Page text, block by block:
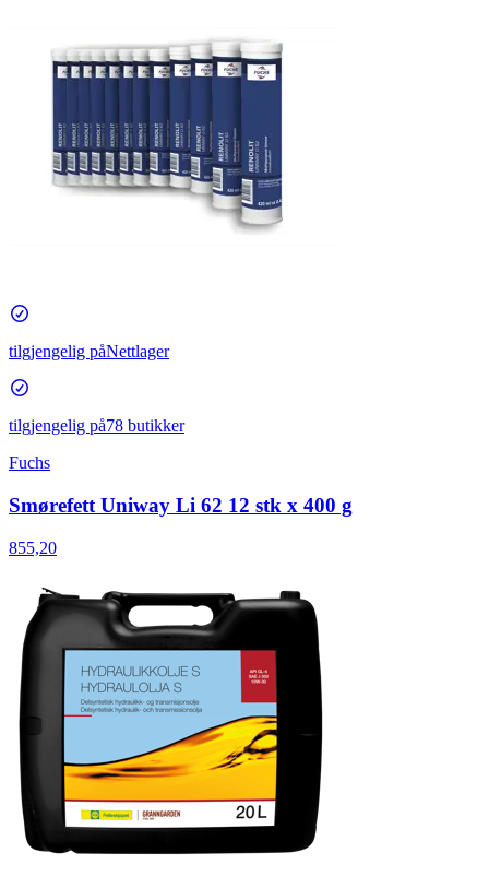
tilgjengelig påNettlager
tilgjengelig på78 butikker
Fuchs
Smørefett Uniway Li 62 12 stk x 400 g
855,20